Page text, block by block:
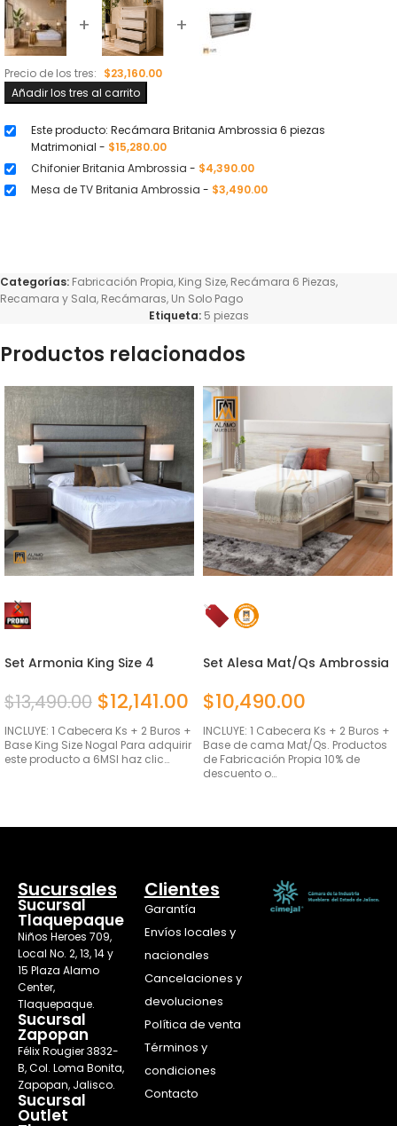
+ +
Precio de los tres: $23,160.00
Añadir los tres al carrito
Este producto: Recámara Britania Ambrossia 6 piezas
Matrimonial - $15,280.00
Chifonier Britania Ambrossia - $4,390.00
Mesa de TV Britania Ambrossia - $3,490.00
Categorías: Fabricación Propia, King Size, Recámara 6 Piezas,
Recamara y Sala, Recámaras, Un Solo Pago
Etiqueta: 5 piezas
Productos relacionados
Set Armonia King Size 4
$13,490.00 $12,141.00
INCLUYE: 1 Cabecera Ks + 2 Buros +
Base King Size Nogal Para adquirir
este producto a 6MSI haz clic…
Set Alesa Mat/Qs Ambrossia
$10,490.00
INCLUYE: 1 Cabecera Ks + 2 Buros +
Base de cama Mat/Qs. Productos
de Fabricación Propia 10% de
descuento o…
Sucursales
Sucursal
Tlaquepaque
Niños Heroes 709,
Local No. 2, 13, 14 y
15 Plaza Alamo
Center,
Tlaquepaque.
Sucursal
Zapopan
Félix Rougier 3832-
B, Col. Loma Bonita,
Zapopan, Jalisco.
Sucursal
Outlet
Clientes
Garantía
Envíos locales y
nacionales
Cancelaciones y
devoluciones
Política de venta
Términos y
condiciones
Contacto